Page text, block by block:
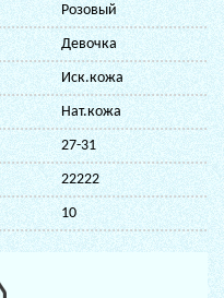
Розовый
Девочка
Иск.кожа
Нат.кожа
27-31
22222
10